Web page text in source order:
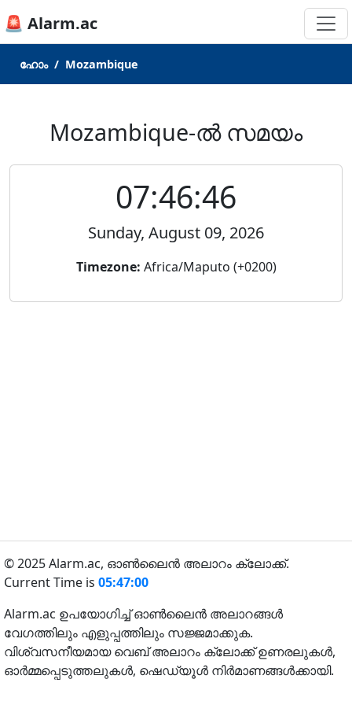
🚨 Alarm.ac
ഹോം Mozambique
Mozambique-ൽ സമയം
07:46:46
Sunday, August 09, 2026
Timezone: Africa/Maputo (+0200)
© 2025 Alarm.ac, ഓൺലൈൻ അലാറം ക്ലോക്ക്.
Current Time is 05:47:00
Alarm.ac ഉപയോഗിച്ച് ഓൺലൈൻ അലാറങ്ങൾ
വേഗത്തിലും എളുപ്പത്തിലും സജ്ജമാക്കുക.
വിശ്വസനീയമായ വെബ് അലാറം ക്ലോക്ക് ഉണരലുകൾ,
ഓർമ്മപ്പെടുത്തലുകൾ, ഷെഡ്യൂൾ നിർമാണങ്ങൾക്കായി.